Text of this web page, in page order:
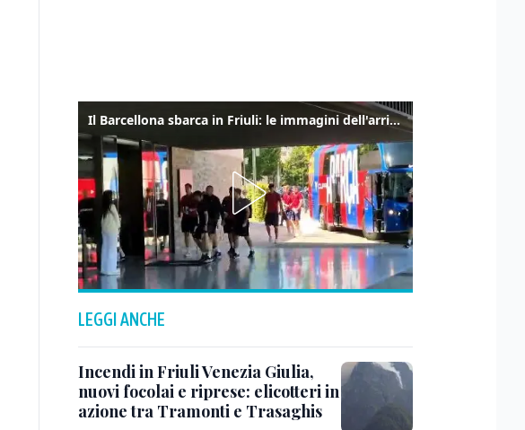
Il Barcellona sbarca in Friuli: le immagini dell'arrivo in albergo
LEGGI ANCHE
Incendi in Friuli Venezia Giulia,
nuovi focolai e riprese: elicotteri in
azione tra Tramonti e Trasaghis